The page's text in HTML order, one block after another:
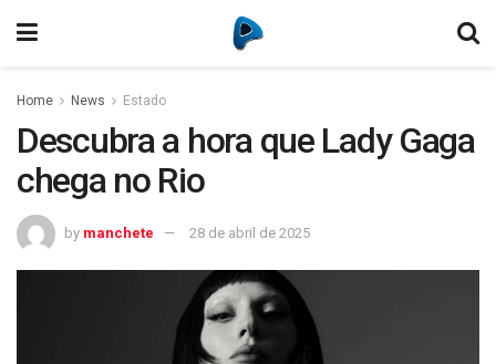
Home News Estado
Descubra a hora que Lady Gaga
chega no Rio
by manchete 28 de abril de 2025